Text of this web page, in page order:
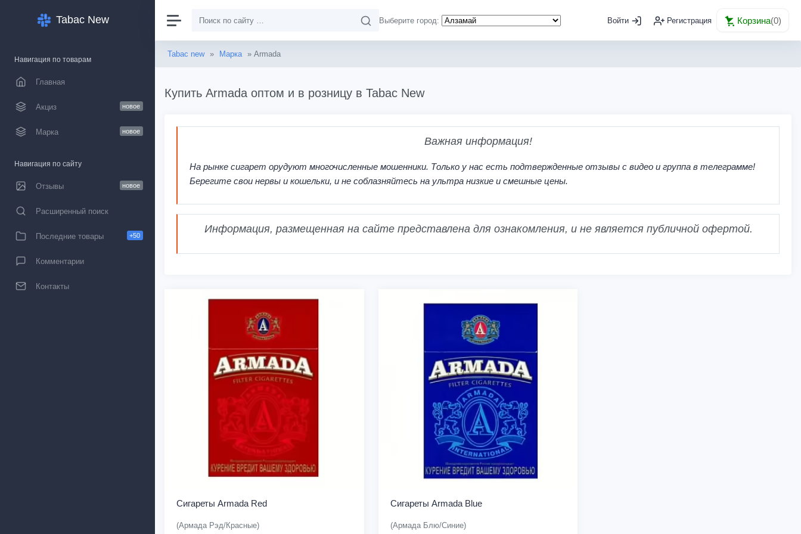
Tabac New
Навигация по товарам
Главная
Акциз новое
Марка новое
Навигация по сайту
Отзывы новое
Расширенный поиск
Последние товары +50
Комментарии
Контакты
Выберите город: Войти Регистрация Корзина(0)
Tabac new » Марка » Armada
Купить Armada оптом и в розницу в Tabac New
Важная информация!
На рынке сигарет орудуют многочисленные мошенники. Только у нас есть подтвержденные отзывы с видео и группа в телеграмме!
Берегите свои нервы и кошельки, и не соблазняйтесь на ультра низкие и смешные цены.
Информация, размещенная на сайте представлена для ознакомления, и не является публичной офертой.
Сигареты Armada Red
(Армада Рэд/Красные)
Сигареты Armada Blue
(Армада Блю/Синие)